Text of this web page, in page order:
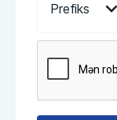
Prefiks